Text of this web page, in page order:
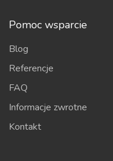
Pomoc wsparcie
Blog
Referencje
FAQ
Informacje zwrotne
Kontakt